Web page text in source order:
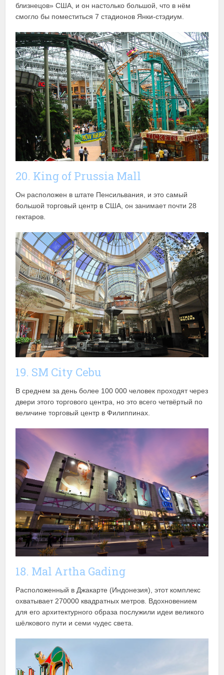
близнецов» США, и он настолько большой, что в нём
смогло бы поместиться 7 стадионов Янки-стэдиум.
20. King of Prussia Mall
Он расположен в штате Пенсильвания, и это самый
большой торговый центр в США, он занимает почти 28
гектаров.
19. SM City Cebu
В среднем за день более 100 000 человек проходят через
двери этого торгового центра, но это всего четвёртый по
величине торговый центр в Филиппинах.
18. Mal Artha Gading
Расположенный в Джакарте (Индонезия), этот комплекс
охватывает 270000 квадратных метров. Вдохновением
для его архитектурного образа послужили идеи великого
шёлкового пути и семи чудес света.